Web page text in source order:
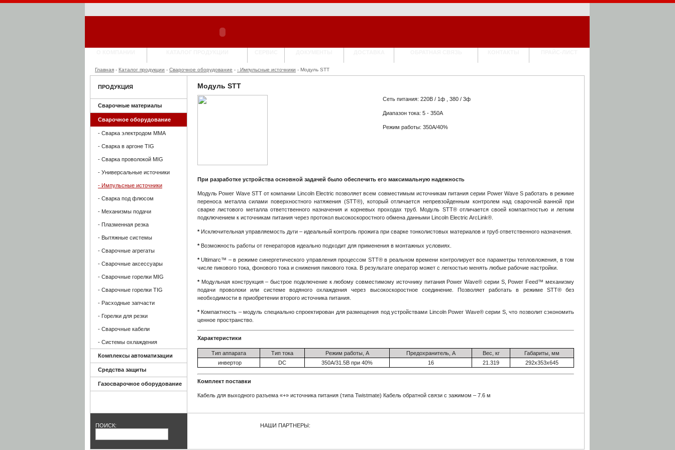
Главная - Каталог продукции - Сварочное оборудование - - Импульсные источники - Модуль STT
ПРОДУКЦИЯ
Сварочные материалы
Сварочное оборудование
- Сварка электродом MMA
- Сварка в аргоне TIG
- Сварка проволокой MIG
- Универсальные источники
- Импульсные источники
- Сварка под флюсом
- Механизмы подачи
- Плазменная резка
- Вытяжные системы
- Сварочные агрегаты
- Сварочные аксессуары
- Сварочные горелки MIG
- Сварочные горелки TIG
- Расходные запчасти
- Горелки для резки
- Сварочные кабели
- Системы охлаждения
Комплексы автоматизации
Средства защиты
Газосварочное оборудование
Модуль STT
Сеть питания: 220В / 1ф , 380 / 3ф
Диапазон тока: 5 - 350А
Режим работы: 350А/40%
При разработке устройства основной задачей было обеспечить его максимальную надежность
Модуль Power Wave STT от компании Lincoln Electric позволяет всем совместимым источникам питания серии Power Wave S работать в режиме
переноса металла силами поверхностного натяжения (STT®), который отличается непревзойденным контролем над сварочной ванной при
сварке листового металла ответственного назначения и корневых проходах труб. Модуль STT® отличается своей компактностью и легким
подключением к источникам питания через протокол высокоскоростного обмена данными Lincoln Electric ArcLink®.
* Исключительная управляемость дуги – идеальный контроль прожига при сварке тонколистовых материалов и труб ответственного назначения.
*Возможность работы от генераторов идеально подходит для применения в монтажных условиях.
*Ultimarc™ – в режиме синергетического управления процессом STT® в реальном времени контролирует все параметры тепловложения, в том
числе пикового тока, фонового тока и снижения пикового тока. В результате оператор может с легкостью менять любые рабочие настройки.
*Модульная конструкция – быстрое подключение к любому совместимому источнику питания Power Wave® серии S, Power Feed™ механизму
подачи проволоки или системе водяного охлаждения через высокоскоростное соединение. Позволяет работать в режиме STT® без
необходимости в приобретении второго источника питания.
*Компактность – модуль специально спроектирован для размещения под устройствами Lincoln Power Wave® серии S, что позволит сэкономить
ценное пространство.
Характеристики
Тип аппарата Тип тока Режим работы, А Предохранитель, А Вес, кг
Габариты, мм
инвертор
DC 350A/31.5В при 40% 16 21.319 292х353х645
Комплект поставки
Кабель для выходного разъема «+» источника питания (типа Twistmate) Кабель обратной связи с зажимом – 7.6 м
ПОИСК: НАШИ ПАРТНЕРЫ: